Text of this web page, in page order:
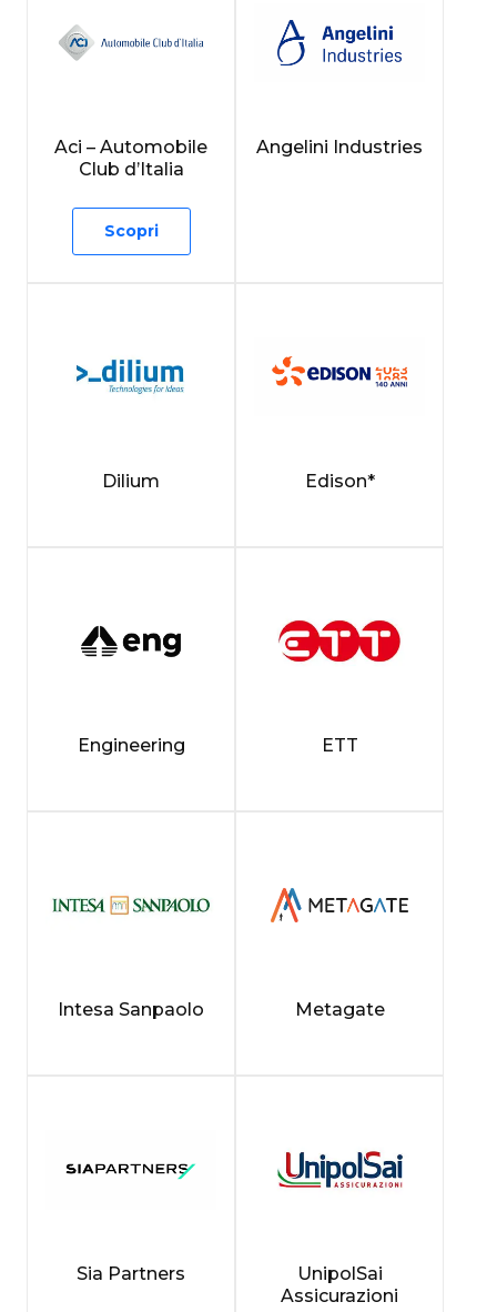
Aci – Automobile
Club d’Italia
Scopri
Angelini Industries
Dilium Edison*
Engineering ETT
Intesa Sanpaolo Metagate
Sia Partners
UnipolSai
Assicurazioni